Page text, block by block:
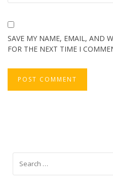
SAVE MY NAME, EMAIL, AND
FOR THE NEXT TIME I